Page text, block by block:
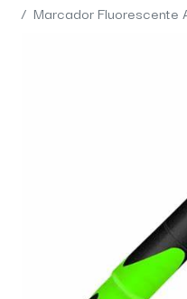
Marcador Fluorescente